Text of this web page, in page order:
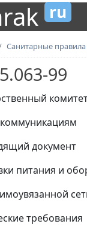
ru
Санитарные правила
99
документ
питания и
требования